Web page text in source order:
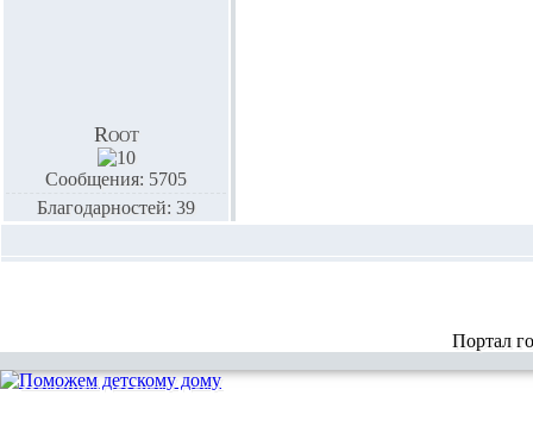
Root
Сообщения: 5705
Благодарностей: 39
Портал